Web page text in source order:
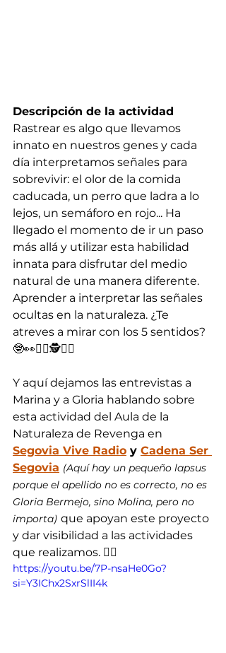
Descripción de la actividad
Rastrear es algo que llevamos
innato en nuestros genes y cada
día interpretamos señales para
sobrevivir: el olor de la comida
caducada, un perro que ladra a lo
lejos, un semáforo en rojo... Ha
llegado el momento de ir un paso
más allá y utilizar esta habilidad
innata para disfrutar del medio
natural de una manera diferente.
Aprender a interpretar las señales
ocultas en la naturaleza. ¿Te
atreves a mirar con los 5 sentidos?
🤓👀🕵️‍♂️🕵️🕵️‍♀️
Y aquí dejamos las entrevistas a
Marina y a Gloria hablando sobre
esta actividad del Aula de la
Naturaleza de Revenga en
Segovia Vive Radio y Cadena Ser
Segovia (Aquí hay un pequeño lapsus
porque el apellido no es correcto, no es
Gloria Bermejo, sino Molina, pero no
importa) que apoyan este proyecto
y dar visibilidad a las actividades
que realizamos. 👍🏻
https://youtu.be/7P-nsaHe0Go?
si=Y3IChx2SxrSlII4k